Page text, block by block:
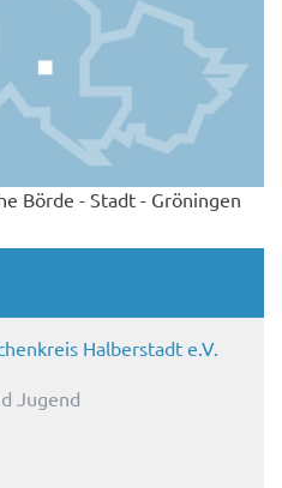
Börde - Stadt - Gröningen
Halberstadt e.V.
Jugend